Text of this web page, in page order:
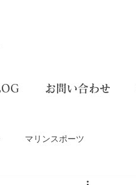
お問い合わせ
マリンスポーツ